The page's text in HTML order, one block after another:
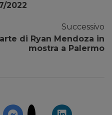
2022
Successivo
di Ryan Mendoza in
mostra a Palermo